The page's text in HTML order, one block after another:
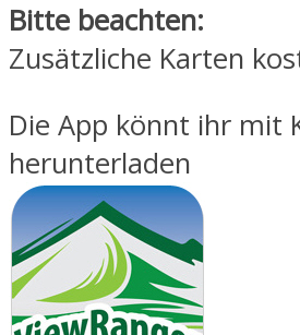
Bitte beachten:
Zusätzliche Karten
Die App könnt ihr mit
herunterladen